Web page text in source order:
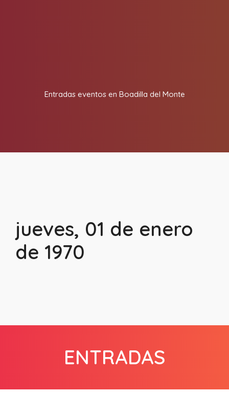
Entradas eventos en Boadilla del Monte
jueves, 01 de enero
de 1970
ENTRADAS